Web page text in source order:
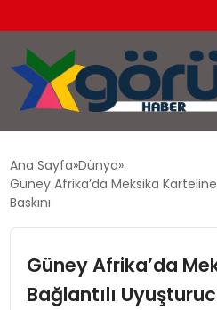
EKONOMI
MAGAZIN
Ana Sayfa Dünya
Güney Afrika’da Meksika
Baskını
Güney Afrika’da
Bağlantılı